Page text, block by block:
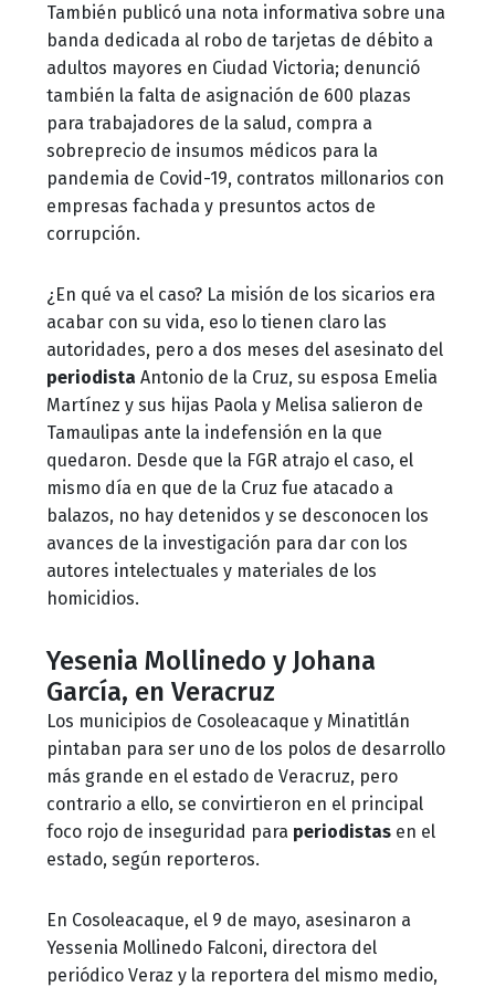
También publicó una nota informativa sobre una
banda dedicada al robo de tarjetas de débito a
adultos mayores en Ciudad Victoria; denunció
también la falta de asignación de 600 plazas
para trabajadores de la salud, compra a
sobreprecio de insumos médicos para la
pandemia de Covid-19, contratos millonarios con
empresas fachada y presuntos actos de
corrupción.
¿En qué va el caso? La misión de los sicarios era
acabar con su vida, eso lo tienen claro las
autoridades, pero a dos meses del asesinato del
periodista Antonio de la Cruz, su esposa Emelia
Martínez y sus hijas Paola y Melisa salieron de
Tamaulipas ante la indefensión en la que
quedaron. Desde que la FGR atrajo el caso, el
mismo día en que de la Cruz fue atacado a
balazos, no hay detenidos y se desconocen los
avances de la investigación para dar con los
autores intelectuales y materiales de los
homicidios.
Yesenia Mollinedo y Johana
García, en Veracruz
Los municipios de Cosoleacaque y Minatitlán
pintaban para ser uno de los polos de desarrollo
más grande en el estado de Veracruz, pero
contrario a ello, se convirtieron en el principal
foco rojo de inseguridad para periodistas en el
estado, según reporteros.
En Cosoleacaque, el 9 de mayo, asesinaron a
Yessenia Mollinedo Falconi, directora del
periódico Veraz y la reportera del mismo medio,